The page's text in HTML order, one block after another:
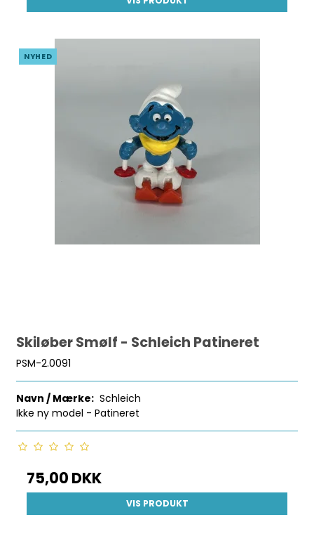
NYHED
Skiløber Smølf - Schleich Patineret
PSM-2.0091
Navn / Mærke: Schleich
Ikke ny model - Patineret
75,00 DKK
VIS PRODUKT